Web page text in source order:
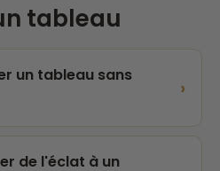
tableau
un tableau sans
›
de l'éclat à un